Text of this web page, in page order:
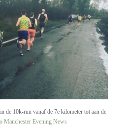
de 10k-run vanaf de 7e kilometer tot aan de
Manchester Evening News